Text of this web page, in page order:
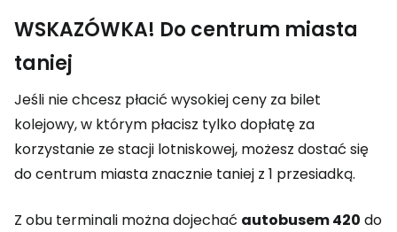
WSKAZÓWKA! Do centrum miasta
taniej
Jeśli nie chcesz płacić wysokiej ceny za bilet
kolejowy, w którym płacisz tylko dopłatę za
korzystanie ze stacji lotniskowej, możesz dostać się
do centrum miasta znacznie taniej z 1 przesiadką.
Z obu terminali można dojechać autobusem 420 do